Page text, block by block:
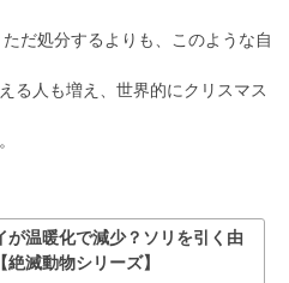
だ処分するよりも、このような自
る人も増え、世界的にクリスマス
が温暖化で減少？ソリを引く由
絶滅動物シリーズ】